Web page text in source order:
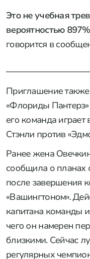
Это не учебная
вероятностью
говорится в
Приглашение
«Флориды
его команда
Стэнли против
Ранее жена
сообщила о планах
после завершения
«Вашингтоном».
капитана команды
чего он намерен
близкими. Сейчас
регулярных